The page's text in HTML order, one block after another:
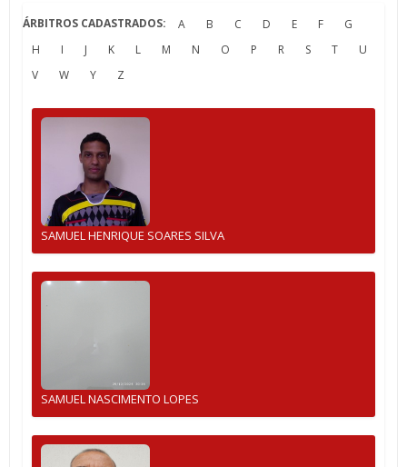
ÁRBITROS CADASTRADOS: A B C D E F
G
H
I J K L M N O P R S T
U
V
W Y Z
SAMUEL HENRIQUE SOARES SILVA
SAMUEL NASCIMENTO LOPES